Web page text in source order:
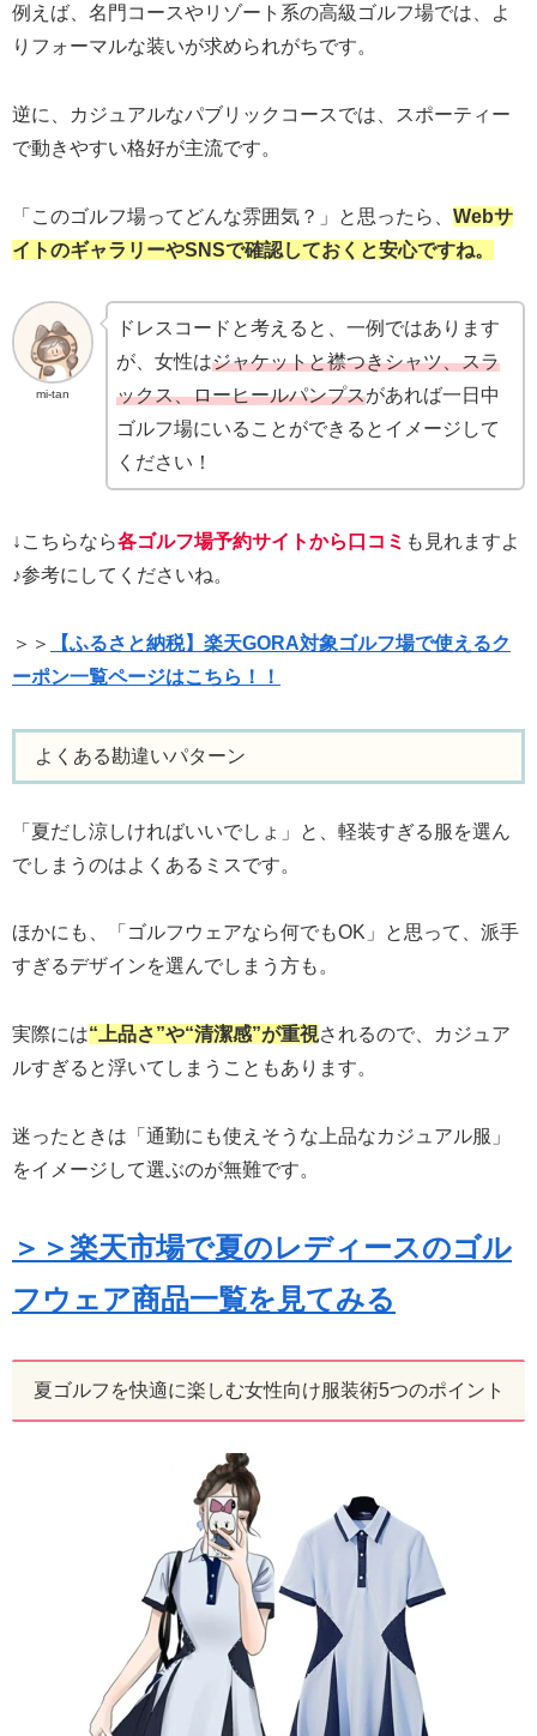
例えば、名門コースやリゾート系の高級ゴルフ場では、よ
りフォーマルな装いが求められがちです。
逆に、カジュアルなパブリックコースでは、スポーティー
で動きやすい格好が主流です。
「このゴルフ場ってどんな雰囲気？」と思ったら、 Webサ
イトのギャラリーやSNSで確認しておくと安心ですね。
mi-tan
ドレスコードと考えると、一例ではあります
が、女性はジャケットと襟つきシャツ、スラ
ックス、ローヒールパンプスがあれば一日中
ゴルフ場にいることができるとイメージして
ください！
↓こちらなら各ゴルフ場予約サイトから口コミ も見れますよ
♪参考にしてくださいね。
＞＞
【ふるさと納税】楽天GORA対象ゴルフ場で使えるク
ーポン一覧ページはこちら！！
よくある勘違いパターン
「夏だし涼しければいいでしょ」と、軽装すぎる服を選ん
でしまうのはよくあるミスです。
ほかにも、「ゴルフウェアなら何でもOK」と思って、派手
すぎるデザインを選んでしまう方も。
実際には“上品さ”や“清潔感”が重視されるので、カジュア
ルすぎると浮いてしまうこともあります。
迷ったときは「通勤にも使えそうな上品なカジュアル服」
をイメージして選ぶのが無難です。
＞＞楽天市場で夏のレディースのゴル
フウェア商品一覧を見てみる
夏ゴルフを快適に楽しむ女性向け服装術5つのポイント